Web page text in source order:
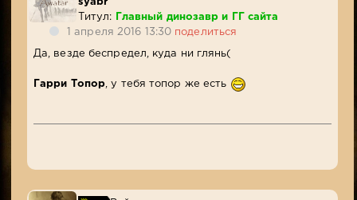
syabr
Титул:
Главный динозавр и ГГ сайта
1 апреля 2016 13:30 поделиться
Да, везде беспредел, куда ни глянь(
Гарри Топор, у тебя топор же есть